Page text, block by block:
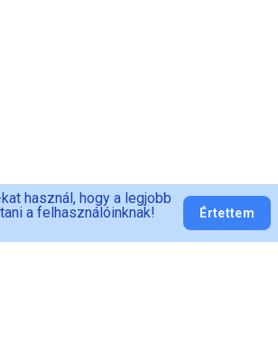
használ, hogy a legjobb
a felhasználóinknak!
Értettem